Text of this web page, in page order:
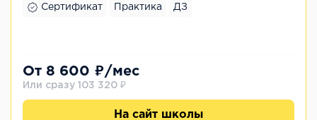
Сертификат Практика ДЗ
От 8 600 ₽/мес
Или сразу 103 320 ₽
На сайт школы